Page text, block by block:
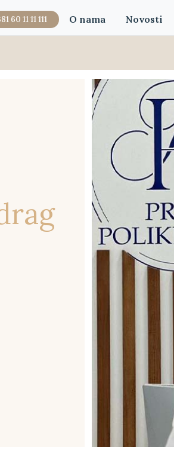
60 11 11 111 O nama Novosti